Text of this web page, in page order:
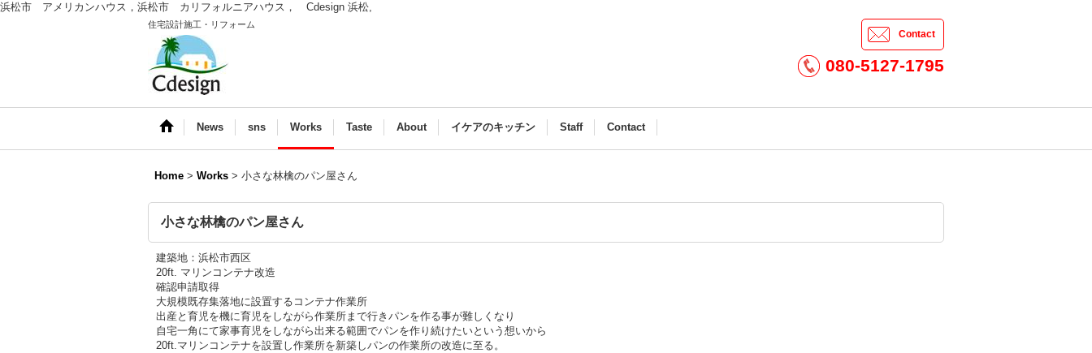
浜松市 アメリカンハウス，浜松市 カリフォルニアハウス， Cdesign 浜松,
住宅設計施工・リフォーム
Contact
080-5127-1795
News sns Works Taste About イケアのキッチン Staff Contact
Home > Works > 小さな林檎のパン屋さん
小さな林檎のパン屋さん
建築地：浜松市西区
20ft. マリンコンテナ改造
確認申請取得
大規模既存集落地に設置するコンテナ作業所
出産と育児を機に育児をしながら作業所まで行きパンを作る事が難しくなり
自宅一角にて家事育児をしながら出来る範囲でパンを作り続けたいという想いから
20ft.マリンコンテナを設置し作業所を新築しパンの作業所の改造に至る。